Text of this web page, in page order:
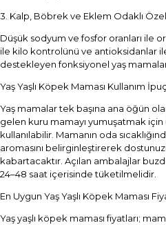
3. Kalp, Böbrek ve Eklem Odaklı
Düşük sodyum ve fosfor oranları ile
ile kilo kontrolünü ve antioksidanlar ile
destekleyen fonksiyonel yaş
Yaş Yaşlı Köpek Maması Kullanım
Yaş mamalar tek başına ana öğün
gelen kuru mamayı yumuşatmak için
kullanılabilir. Mamanın oda
aromasını belirginleştirerek
kabartacaktır. Açılan ambalajlar
24–48 saat içerisinde tüketilmelidir.
En Uygun Yaş Yaşlı Köpek Maması
Yaş yaşlı köpek maması fiyatları;